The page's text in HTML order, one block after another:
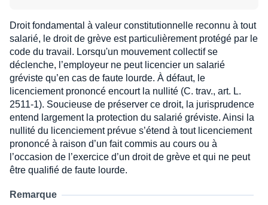
Droit fondamental à valeur constitutionnelle reconnu à tout
salarié, le droit de grève est particulièrement protégé par le
code du travail. Lorsqu'un mouvement collectif se
déclenche, l’employeur ne peut licencier un salarié
gréviste qu’en cas de faute lourde. À défaut, le
licenciement prononcé encourt la nullité (C. trav., art. L.
2511-1). Soucieuse de préserver ce droit, la jurisprudence
entend largement la protection du salarié gréviste. Ainsi la
nullité du licenciement prévue s’étend à tout licenciement
prononcé à raison d’un fait commis au cours ou à
l’occasion de l’exercice d’un droit de grève et qui ne peut
être qualifié de faute lourde.
Remarque